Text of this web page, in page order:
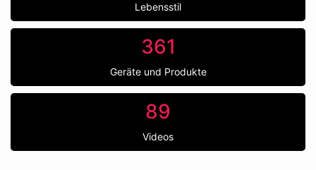
Lebensstil
361
Geräte und Produkte
89
Videos